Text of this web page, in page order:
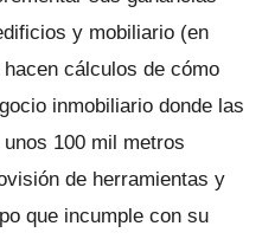
y mobiliario (en
cálculos de cómo
inmobiliario donde las
100 mil metros
de herramientas y
que incumple con su